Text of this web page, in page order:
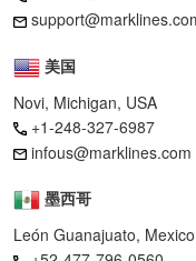
美国
Novi, Michigan, USA
+1-248-327-6987
infous@marklines.com
墨西哥
León Guanajuato, Mexico